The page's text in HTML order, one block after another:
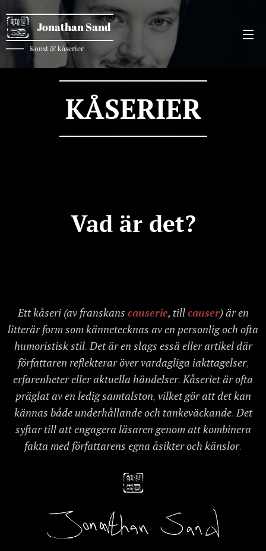
Jonathan Sand
Konst & kåserier
KÅSERIER
Vad är det?
Ett kåseri (av franskans causerie, tillcauser) är en
litterär form som kännetecknas av en personlig och ofta
humoristisk stil.Det är en slags essä eller artikel där
författaren reflekterar över vardagliga iakttagelser,
erfarenheter eller aktuella händelser.Kåseriet är ofta
präglat av en ledig samtalston, vilket gör att det kan
kännas både underhållande och tankeväckande.Det
syftar till att engagera läsaren genom att kombinera
fakta med författarens egna åsikter och känslor.